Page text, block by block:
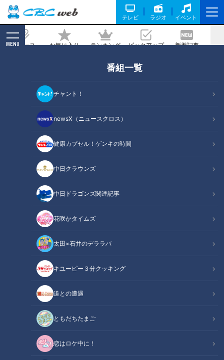
テレビ ラジオ イベント
ニュース お気に入り ランキング ピックアップ 新着記事
MENU
番組一覧
チャント！
newsX（ニュースクロス）
健康カプセル！ゲンキの時間
中日クラウンズ
中日ドラゴンズ関連記事
花咲かタイムズ
太田×石井のデララバ
キユーピー３分クッキング
道との遭遇
ともだちたまご
恋はロケ中に！
ターライン！目指すはもちろんレジェン
ド超え！
記事に戻る
強竜復活の命運を握る木下・京田のセンターライン！目指すはもちろん
レジェンド超え！
この記事の画像